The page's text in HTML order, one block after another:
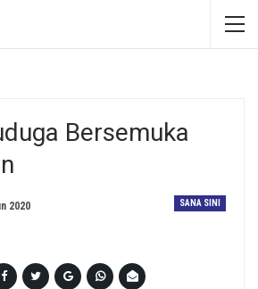
Bersemuka
SANA SINI
2020